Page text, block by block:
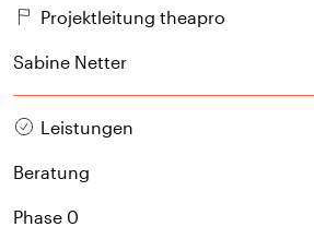
Projektleitung theapro
Sabine Netter
Leistungen
Beratung
Phase 0